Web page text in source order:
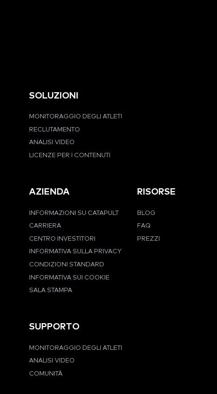
SOLUZIONI
MONITORAGGIO DEGLI ATLETI
RECLUTAMENTO
ANALISI VIDEO
LICENZE PER I CONTENUTI
AZIENDA
INFORMAZIONI SU CATAPULT
CARRIERA
CENTRO INVESTITORI
INFORMATIVA SULLA PRIVACY
CONDIZIONI STANDARD
INFORMATIVA SUI COOKIE
SALA STAMPA
RISORSE
BLOG
FAQ
PREZZI
SUPPORTO
MONITORAGGIO DEGLI ATLETI
ANALISI VIDEO
COMUNITÀ